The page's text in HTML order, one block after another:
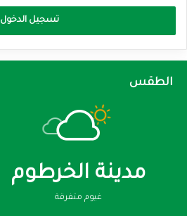
تسجيل الدخول
الطقس
مدينة الخرطوم
غيوم متفرقة